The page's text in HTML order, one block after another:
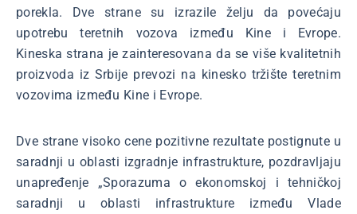
porekla. Dve strane su izrazile želju da povećaju
upotrebu teretnih vozova između Kine i Evrope.
Kineska strana je zainteresovana da se više kvalitetnih
proizvoda iz Srbije prevozi na kinesko tržište teretnim
vozovima između Kine i Evrope.
Dve strane visoko cene pozitivne rezultate postignute u
saradnji u oblasti izgradnje infrastrukture, pozdravljaju
unapređenje „Sporazuma o ekonomskoj i tehničkoj
saradnji u oblasti infrastrukture između Vlade